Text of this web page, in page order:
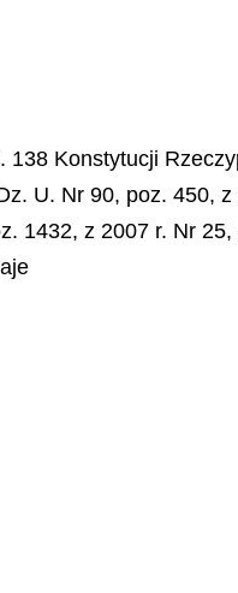
138 Konstytucji
U. Nr 90, poz. 450,
1432, z 2007 r. Nr